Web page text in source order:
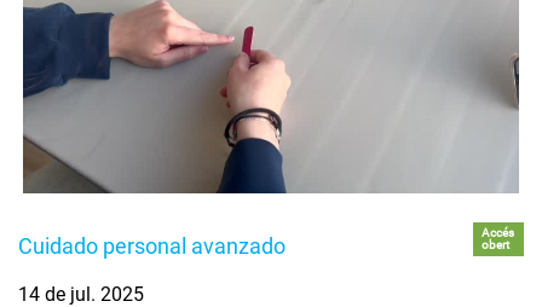
Cuidado personal avanzado
Accés
obert
14 de jul. 2025